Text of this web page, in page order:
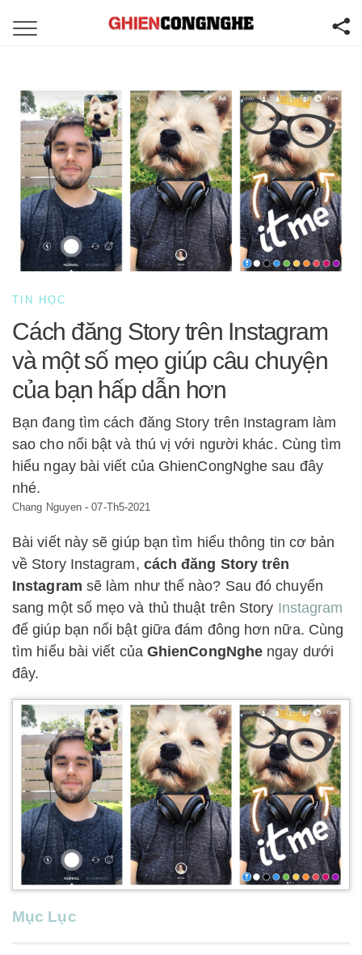
TIN HỌC
Cách đăng Story trên Instagram
và một số mẹo giúp câu chuyện
của bạn hấp dẫn hơn
Bạn đang tìm cách đăng Story trên Instagram làm
sao cho nổi bật và thú vị với người khác. Cùng tìm
hiểu ngay bài viết của GhienCongNghe sau đây
nhé.
Chang Nguyen -07-Th5-2021
Bài viết này sẽ giúp bạn tìm hiểu thông tin cơ bản
về Story Instagram, cách đăng Story trên
Instagram sẽ làm như thế nào? Sau đó chuyển
sang một số mẹo và thủ thuật trên Story Instagram
để giúp bạn nổi bật giữa đám đông hơn nữa. Cùng
tìm hiểu bài viết của GhienCongNghe ngay dưới
đây.
Mục Lục